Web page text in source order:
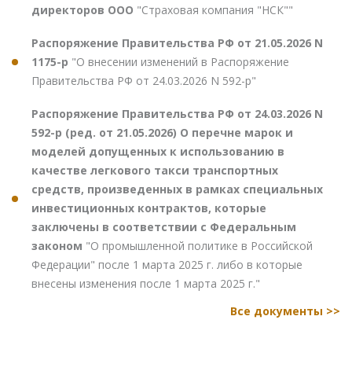
директоров ООО "Страховая компания "НСК""
Распоряжение Правительства РФ от 21.05.2026 N
1175-р "О внесении изменений в Распоряжение
Правительства РФ от 24.03.2026 N 592-р"
Распоряжение Правительства РФ от 24.03.2026 N
592-р (ред. от 21.05.2026) О перечне марок и
моделей допущенных к использованию в
качестве легкового такси транспортных
средств, произведенных в рамках специальных
инвестиционных контрактов, которые
заключены в соответствии с Федеральным
законом "О промышленной политике в Российской
Федерации" после 1 марта 2025 г. либо в которые
внесены изменения после 1 марта 2025 г."
Все документы >>